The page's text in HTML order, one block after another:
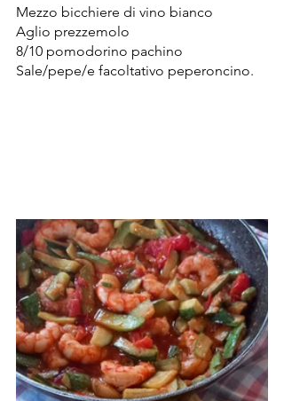
Mezzo bicchiere di vino bianco
Aglio prezzemolo
8/10 pomodorino pachino
Sale/pepe/e facoltativo peperoncino.